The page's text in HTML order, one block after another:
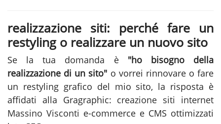
realizzazione siti: perché fare un
restyling o realizzare un nuovo sito
Se la tua domanda è "ho bisogno della
realizzazione di un sito" o vorrei rinnovare o fare
un restyling grafico del mio sito, la risposta è
affidati alla Gragraphic: creazione siti internet
Massino Visconti e-commerce e CMS ottimizzati